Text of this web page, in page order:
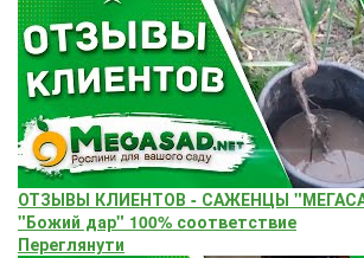
ОТЗЫВЫ КЛИЕНТОВ - САЖЕНЦЫ
"Божий дар" ​100% соответствие
Переглянути